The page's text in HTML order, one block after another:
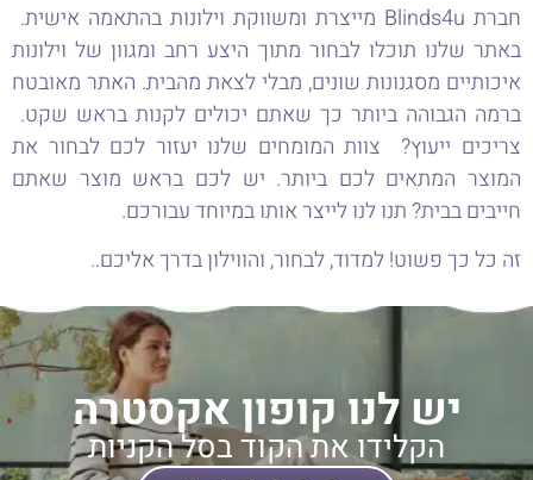
חברת Blinds4u מייצרת ומשווקת וילונות בהתאמה אישית.
באתר שלנו תוכלו לבחור מתוך היצע רחב ומגוון של וילונות
איכותיים מסגנונות שונים, מבלי לצאת מהבית. האתר מאובטח
ברמה הגבוהה ביותר כך שאתם יכולים לקנות בראש שקט.
צריכים ייעוץ? צוות המומחים שלנו יעזור לכם לבחור את
המוצר המתאים לכם ביותר. יש לכם בראש מוצר שאתם
חייבים בבית? תנו לנו לייצר אותו במיוחד עבורכם.
זה כל כך פשוט! למדוד, לבחור, והווילון בדרך אליכם..
יש לנו קופון אקסטרה
הקלידו את הקוד בסל הקניות